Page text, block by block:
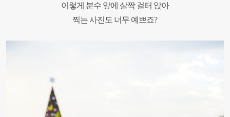
이렇게 분수 앞에 살짝 걸터 앉아
찍는 사진도 너무 예쁘죠?